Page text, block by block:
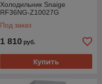
Холодильник Snaige
RF36NG-Z10027G
Под заказ
1 810 руб.
Купить